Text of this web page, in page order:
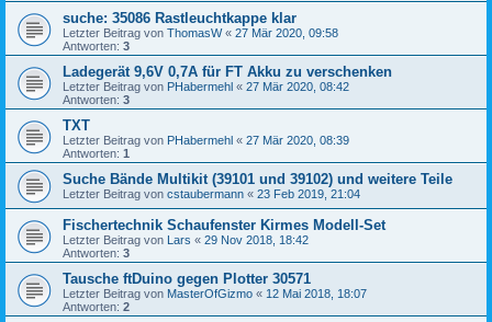
suche: 35086 Rastleuchtkappe klar
Letzter Beitrag von ThomasW« 27 Mär 2020, 09:58
Antworten: 3
Ladegerät 9,6V 0,7A für FT Akku zu verschenken
Letzter Beitrag von PHabermehl « 27 Mär 2020, 08:42
Antworten: 3
TXT
Letzter Beitrag von PHabermehl « 27 Mär 2020, 08:39
Antworten: 1
Suche Bände Multikit (39101 und 39102) und weitere Teile
Letzter Beitrag von cstaubermann « 23 Feb 2019, 21:04
Fischertechnik Schaufenster Kirmes Modell-Set
Letzter Beitrag von Lars « 29 Nov 2018, 18:42
Antworten: 3
Tausche ftDuino gegen Plotter 30571
Letzter Beitrag von MasterOfGizmo « 12 Mai 2018, 18:07
Antworten: 2